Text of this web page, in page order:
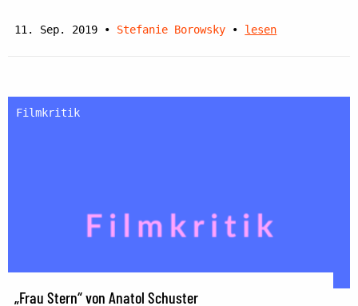
11. Sep. 2019 • Stefanie Borowsky • lesen
Filmkritik
„Frau Stern“ von Anatol Schuster